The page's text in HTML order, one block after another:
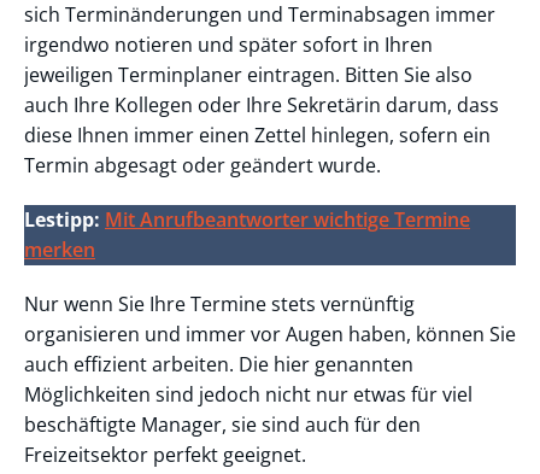
sich Terminänderungen und Terminabsagen immer
irgendwo notieren und später sofort in Ihren
jeweiligen Terminplaner eintragen. Bitten Sie also
auch Ihre Kollegen oder Ihre Sekretärin darum, dass
diese Ihnen immer einen Zettel hinlegen, sofern ein
Termin abgesagt oder geändert wurde.
Lestipp: Mit Anrufbeantworter wichtige Termine
merken
Nur wenn Sie Ihre Termine stets vernünftig
organisieren und immer vor Augen haben, können Sie
auch effizient arbeiten. Die hier genannten
Möglichkeiten sind jedoch nicht nur etwas für viel
beschäftigte Manager, sie sind auch für den
Freizeitsektor perfekt geeignet.